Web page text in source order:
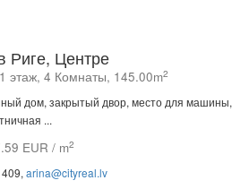
Риге, Центре
этаж, 4 Комнаты, 145.00m2
дом, закрытый двор, место для машины,
...
EUR / m2
arina@cityreal.lv